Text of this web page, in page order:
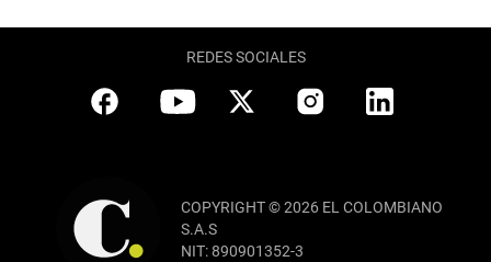
REDES SOCIALES
COPYRIGHT © 2026 EL COLOMBIANO
S.A.S
NIT: 890901352-3